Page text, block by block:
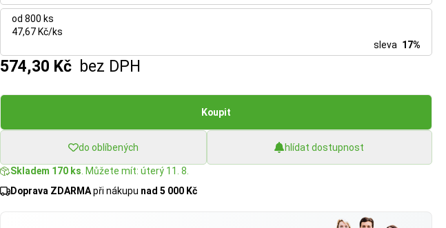
od 800 ks
47,67 Kč/ks
sleva 17%
574,30 Kč bez DPH
Koupit
do oblíbených hlídat dostupnost
Skladem 170 ks . Můžete mít: úterý 11. 8.
Doprava ZDARMApři nákupu nad 5 000 Kč